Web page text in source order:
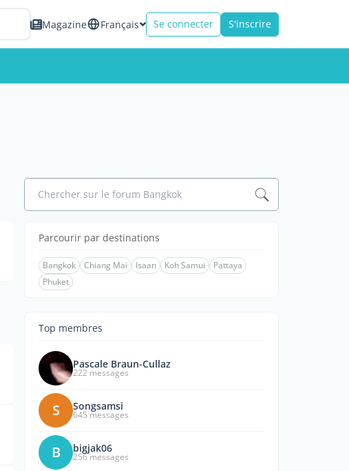
Magazine Français Se connecter S'inscrire
Chercher sur le forum Bangkok
Parcourir par destinations
Bangkok Chiang Mai Isaan Koh Samui
Pattaya
Phuket
Top membres
Pascale Braun-Cullaz
222 messages
S Songsamsi
645 messages
B bigjak06
256 messages